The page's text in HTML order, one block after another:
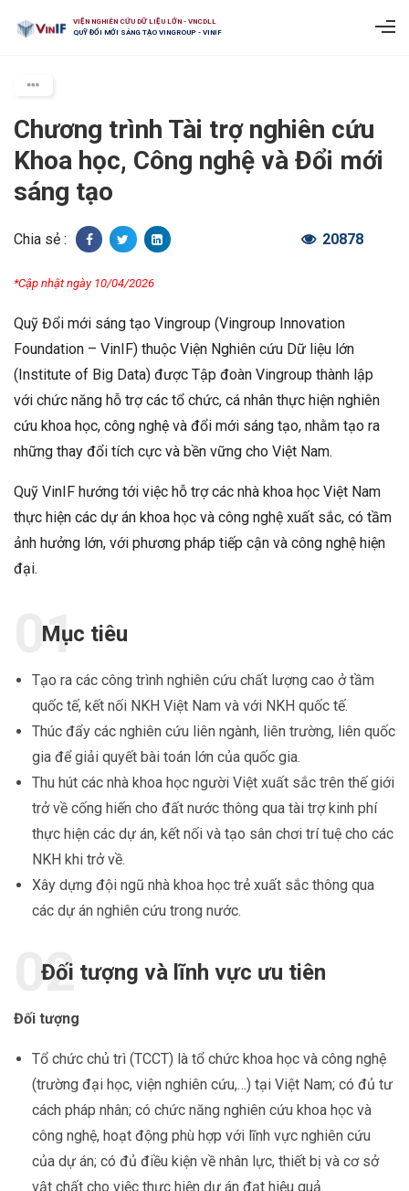
VIỆN NGHIÊN CỨU DỮ LIỆU LỚN - VNCDLL
QUỸ ĐỔI MỚI SÁNG TẠO VINGROUP - VINIF
Chương trình Tài trợ nghiên cứu
Khoa học, Công nghệ và Đổi mới
sáng tạo
Chia sẻ : 20878
*Cập nhật ngày 10/04/2026
Quỹ Đổi mới sáng tạo Vingroup (Vingroup Innovation
Foundation – VinIF) thuộc Viện Nghiên cứu Dữ liệu lớn
(Institute of Big Data) được Tập đoàn Vingroup thành lập
với chức năng hỗ trợ các tổ chức, cá nhân thực hiện nghiên
cứu khoa học, công nghệ và đổi mới sáng tạo, nhằm tạo ra
những thay đổi tích cực và bền vững cho Việt Nam.
Quỹ VinIF hướng tới việc hỗ trợ các nhà khoa học Việt Nam
thực hiện các dự án khoa học và công nghệ xuất sắc, có tầm
ảnh hưởng lớn, với phương pháp tiếp cận và công nghệ hiện
đại.
Mục tiêu
Tạo ra các công trình nghiên cứu chất lượng cao ở tầm
quốc tế, kết nối NKH Việt Nam và với NKH quốc tế.
Thúc đẩy các nghiên cứu liên ngành, liên trường, liên quốc
gia để giải quyết bài toán lớn của quốc gia.
Thu hút các nhà khoa học người Việt xuất sắc trên thế giới
trở về cống hiến cho đất nước thông qua tài trợ kinh phí
thực hiện các dự án, kết nối và tạo sân chơi trí tuệ cho các
NKH khi trở về.
Xây dựng đội ngũ nhà khoa học trẻ xuất sắc thông qua
các dự án nghiên cứu trong nước.
Đối tượng và lĩnh vực ưu tiên
Đối tượng
Tổ chức chủ trì (TCCT) là tổ chức khoa học và công nghệ
(trường đại học, viện nghiên cứu,…) tại Việt Nam; có đủ tư
cách pháp nhân; có chức năng nghiên cứu khoa học và
công nghệ, hoạt động phù hợp với lĩnh vực nghiên cứu
của dự án; có đủ điều kiện về nhân lực, thiết bị và cơ sở
vật chất cho việc thực hiện dự án đạt hiệu quả.